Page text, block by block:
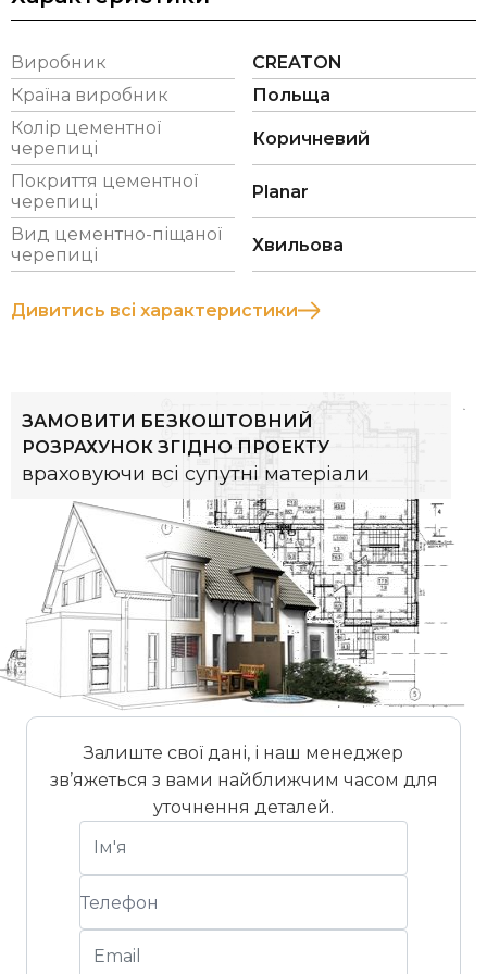
для покрівлі будинків із сучасною або класичною
Розміри (прибл.) 334 x 420 мм
Ширина покриття (прибл.)
Відстань між латами (прибл.) 310 - 345 мм
(прибл.)
47.9 кг/м²
Вага піддону (прибл.)
Стандартний ухил даху 22°
Штук на європіддоні 240 шт
Виробник
CREATON
Країна виробник
Польща
Колір цементної
черепиці
Коричневий
Покриття цементної
черепиці
Planar
Вид цементно-піщаної
черепиці
Хвильова
Дивитись всі характеристики
ЗАМОВИТИ БЕЗКОШТОВНИЙ
РОЗРАХУНОК ЗГІДНО ПРОЕКТУ
враховуючи всі супутні матеріали
Залиште свої дані, і наш менеджер
зв’яжеться з вами найближчим часом для
уточнення деталей.